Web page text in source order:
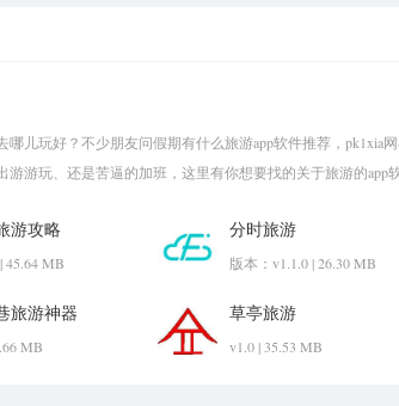
哪儿玩好？不少朋友问假期有什么旅游app软件推荐，pk1xia
游玩、还是苦逼的加班，这里有你想要找的关于旅游的app软
游攻略
45.64 MB
分时旅游
版本：v1.1.0 | 26.30 MB
旅游神器
MB
草亭旅游
v1.0 | 35.53 MB